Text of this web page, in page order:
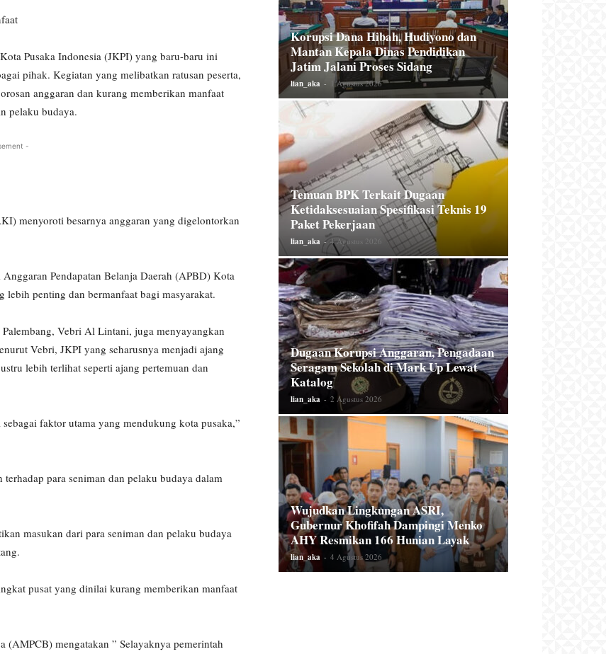
Pusaka Indonesia (JKPI) yang baru-baru ini
pihak. Kegiatan yang melibatkan ratusan peserta,
anggaran dan kurang memberikan manfaat
pelaku budaya.
-
menyoroti besarnya anggaran yang digelontorkan
Pendapatan Belanja Daerah (APBD) Kota
lebih penting dan bermanfaat bagi masyarakat.
Vebri Al Lintani, juga menyayangkan
Vebri, JKPI yang seharusnya menjadi ajang
lebih terlihat seperti ajang pertemuan dan
faktor utama yang mendukung kota pusaka,”
para seniman dan pelaku budaya dalam
masukan dari para seniman dan pelaku budaya
pusat yang dinilai kurang memberikan manfaat
mengatakan ” Selayaknya pemerintah
Korupsi Dana Hibah, Hudiyono dan
Mantan Kepala Dinas Pendidikan
Jatim Jalani Proses Sidang
lian_aka - 1 Agustus 2026
Temuan BPK Terkait Dugaan
Ketidaksesuaian Spesifikasi Teknis 19
Paket Pekerjaan
lian_aka - 4 Agustus 2026
Dugaan Korupsi Anggaran, Pengadaan
Seragam Sekolah di Mark Up Lewat
Katalog
lian_aka - 2 Agustus 2026
Wujudkan Lingkungan ASRI,
Gubernur Khofifah Dampingi Menko
AHY Resmikan 166 Hunian Layak
lian_aka - 4 Agustus 2026